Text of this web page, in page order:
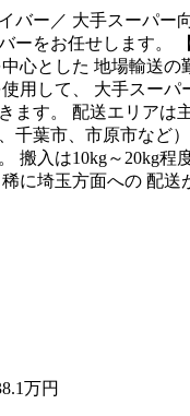
バー／ 大手スーパー
ーをお任せします。
心とした 地場輸送の
用して、 大手スーパ
ます。 配送エリアは
千葉市、市原市など
搬入は10kg～20kg程
に埼玉方面への 配送
万円